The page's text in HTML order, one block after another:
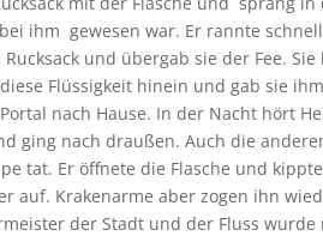
ihm gewesen war. Er rannte
und übergab sie der Fee.
Flüssigkeit hinein und gab sie
nach Hause. In der Nacht hört
ging nach draußen. Auch die
tat. Er öffnete die Flasche und
auf. Krakenarme aber zogen ihn
der Stadt und der Fluss